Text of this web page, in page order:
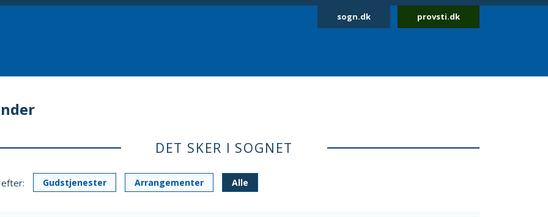
sogn.dk provsti.dk
DET SKER I SOGNET
Gudstjenester Arrangementer Alle